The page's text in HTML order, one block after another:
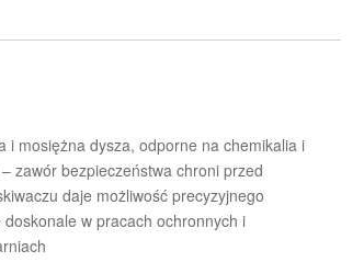
i mosiężna dysza, odporne na chemikalia i
zawór bezpieczeństwa chroni przed
daje możliwość precyzyjnego
w pracach ochronnych i